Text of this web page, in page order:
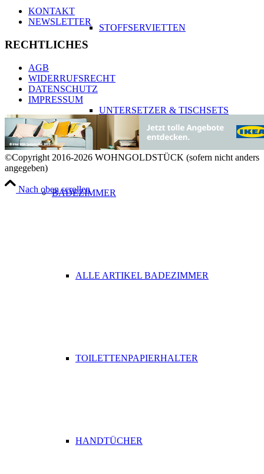
STOFFSERVIETTEN
UNTERSETZER & TISCHSETS
BADEZIMMER
ALLE ARTIKEL BADEZIMMER
TOILETTENPAPIERHALTER
HANDTÜCHER
KONTAKT
NEWSLETTER
RECHTLICHES
AGB
WIDERRUFSRECHT
DATENSCHUTZ
IMPRESSUM
©Copyright 2016-2026 WOHNGOLDSTÜCK (sofern nicht anders
angegeben)
Nach oben scrollen